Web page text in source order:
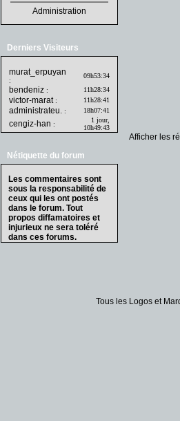
Administration
Derniers Visiteurs
murat_erpuyan
:
09h53:34
bendeniz : 11h28:34
victor-marat: 11h28:41
administrateu. : 18h07:41
cengiz-han :
1 jour,
10h49:43
Nétiquette du forum
Les commentaires sont
sous la responsabilité de
ceux qui les ont postés
dans le forum. Tout
propos diffamatoires et
injurieux ne sera toléré
dans ces forums.
Afficher les
Tous les Logos et